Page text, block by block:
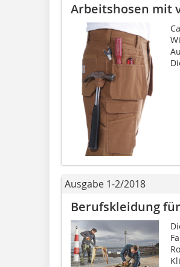
Arbeitshosen mit
Ausgabe 1-2/2018
Berufskleidung